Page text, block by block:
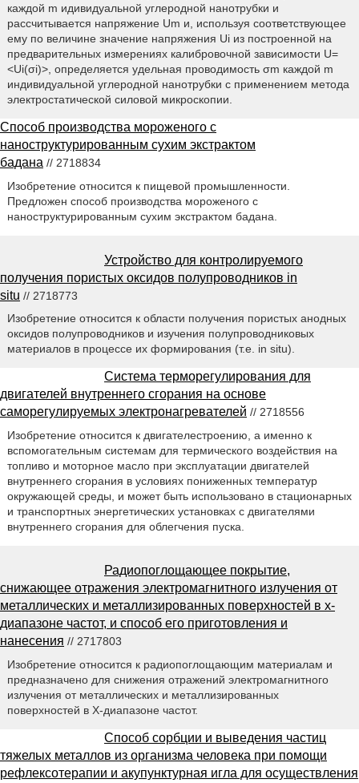
каждой m идивидуальной углеродной нанотрубки и
рассчитывается напряжение Um и, используя соответствующее
ему по величине значение напряжения Ui из построенной на
предварительных измерениях калибровочной зависимости U=
<Ui(σi)>, определяется удельная проводимость σm каждой m
индивидуальной углеродной нанотрубки с применением метода
электростатической силовой микроскопии.
Способ производства мороженого с
наноструктурированным сухим экстрактом
бадана // 2718834
Изобретение относится к пищевой промышленности.
Предложен способ производства мороженого с
наноструктурированным сухим экстрактом бадана.
Устройство для контролируемого
получения пористых оксидов полупроводников in
situ // 2718773
Изобретение относится к области получения пористых анодных
оксидов полупроводников и изучения полупроводниковых
материалов в процессе их формирования (т.е. in situ).
Система терморегулирования для
двигателей внутреннего сгорания на основе
саморегулируемых электронагревателей // 2718556
Изобретение относится к двигателестроению, а именно к
вспомогательным системам для термического воздействия на
топливо и моторное масло при эксплуатации двигателей
внутреннего сгорания в условиях пониженных температур
окружающей среды, и может быть использовано в стационарных
и транспортных энергетических установках с двигателями
внутреннего сгорания для облегчения пуска.
Радиопоглощающее покрытие,
снижающее отражения электромагнитного излучения от
металлических и металлизированных поверхностей в х-
диапазоне частот, и способ его приготовления и
нанесения // 2717803
Изобретение относится к радиопоглощающим материалам и
предназначено для снижения отражений электромагнитного
излучения от металлических и металлизированных
поверхностей в Х-диапазоне частот.
Способ сорбции и выведения частиц
тяжелых металлов из организма человека при помощи
рефлексотерапии и акупунктурная игла для осуществления